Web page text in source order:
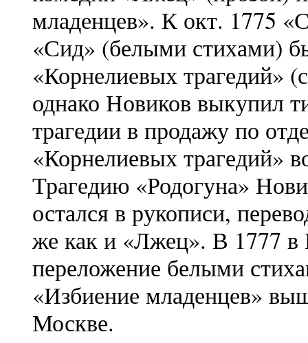
младенцев». К окт. 1775
«Сид» (белыми стихами)
«Корнелиевых трагедий»
однако Новиков выкупил
трагедии в продажу по
«Корнелиевых трагедий»
Трагедию «Родогуна»
остался в рукописи,
же как и «Лжец». В 1777 в
переложение белыми
«Избиение младенцев»
Москве.